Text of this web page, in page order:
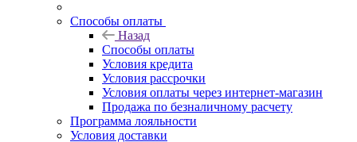
Способы оплаты
Назад
Способы оплаты
Условия кредита
Условия рассрочки
Условия оплаты через интернет-магазин
Продажа по безналичному расчету
Программа лояльности
Условия доставки